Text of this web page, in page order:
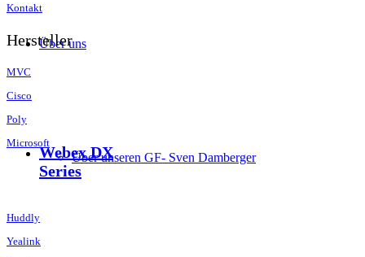
Über uns
Über unseren GF- Sven Damberger
Webex DX
Series
Kontakt
Hersteller
MVC
Cisco
Poly
Microsoft
Huddly
Yealink